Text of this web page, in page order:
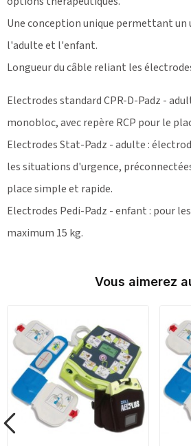
Une conception unique permettant un
l'adulte et l'enfant.
Longueur du câble reliant les
Electrodes standard CPR-D-Padz -
monobloc, avec repère RCP pour le
Electrodes Stat-Padz - adulte :
les situations d'urgence,
place simple et rapide.
Electrodes Pedi-Padz - enfant : pour
maximum 15 kg.
Vous aimerez